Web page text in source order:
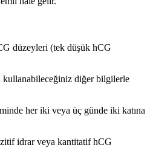
düzeyleri (tek düşük hCG
kullanabileceğiniz diğer bilgilerle
her iki veya üç günde iki katına
idrar veya kantitatif hCG